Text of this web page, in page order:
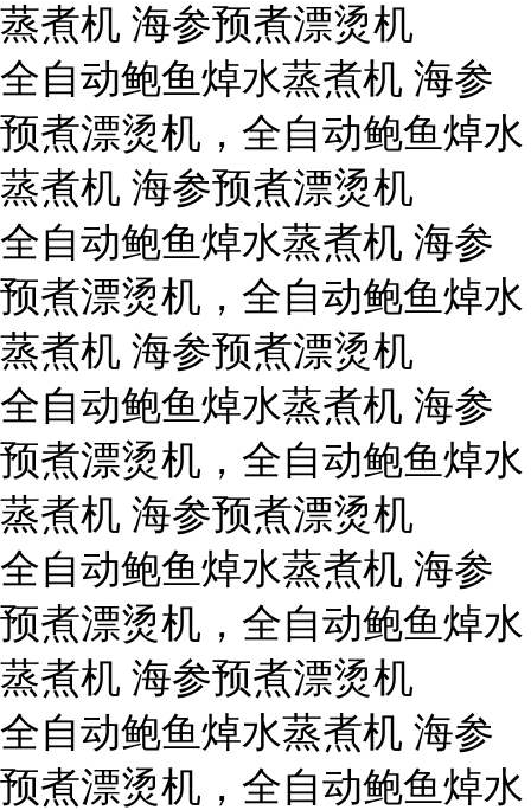
蒸煮机 海参预煮漂烫机
全自动鲍鱼焯水蒸煮机 海参
预煮漂烫机，全自动鲍鱼焯水
蒸煮机 海参预煮漂烫机
全自动鲍鱼焯水蒸煮机 海参
预煮漂烫机，全自动鲍鱼焯水
蒸煮机 海参预煮漂烫机
全自动鲍鱼焯水蒸煮机 海参
预煮漂烫机，全自动鲍鱼焯水
蒸煮机 海参预煮漂烫机
全自动鲍鱼焯水蒸煮机 海参
预煮漂烫机，全自动鲍鱼焯水
蒸煮机 海参预煮漂烫机
全自动鲍鱼焯水蒸煮机 海参
预煮漂烫机，全自动鲍鱼焯水